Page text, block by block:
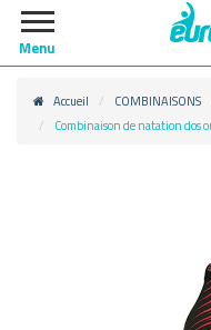
Menu
Accueil COMBINAISONS
Combinaison de natation dos